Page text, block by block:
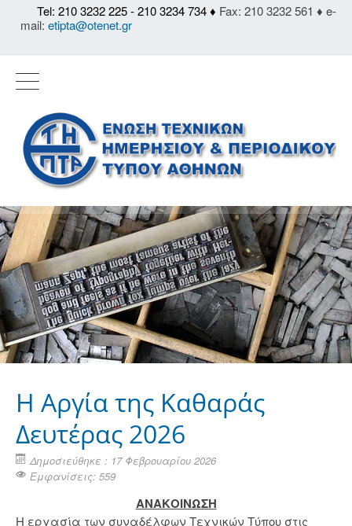
Tel: 210 3232 225 - 210 3234 734 ♦ Fax: 210 3232 561 ♦ e-
mail: etipta@otenet.gr
Η Aργία της Καθαράς
Δευτέρας 2026
Δημοσιεύθηκε : 17 Φεβρουαρίου 2026
Εμφανίσεις: 559
ΑΝΑΚΟΙΝΩΣΗ
Η εργασία των συναδέλφων Τεχνικών Τύπου στις